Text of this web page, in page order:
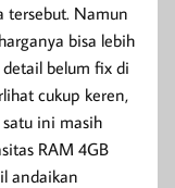
tersebut. Namun
bisa lebih
belum fix di
cukup keren,
ini masih
RAM 4GB
andaikan